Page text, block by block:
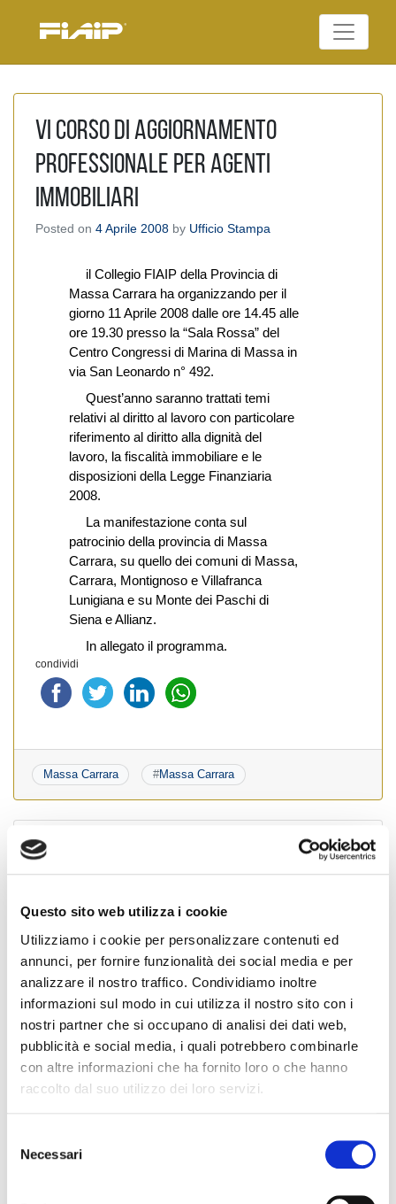
Questo sito web utilizza i cookie
Utilizziamo i cookie per personalizzare contenuti ed
annunci, per fornire funzionalità dei social media e per
analizzare il nostro traffico. Condividiamo inoltre
informazioni sul modo in cui utilizza il nostro sito con i
nostri partner che si occupano di analisi dei dati web,
pubblicità e social media, i quali potrebbero combinarle
con altre informazioni che ha fornito loro o che hanno
raccolto dal suo utilizzo dei loro servizi.
Necessari
Federazione Italiana
VI Corso di Aggiornamento
Professionale per Agenti
Immobiliari
Posted on 4 Aprile 2008 by Ufficio Stampa
il Collegio FIAIP della Provincia di
Massa Carrara ha organizzando per il
giorno 11 Aprile 2008 dalle ore 14.45 alle
ore 19.30 presso la “Sala Rossa” del
Centro Congressi di Marina di Massa in
via San Leonardo n° 492.
Quest’anno saranno trattati temi
relativi al diritto al lavoro con particolare
riferimento al diritto alla dignità del
lavoro, la fiscalità immobiliare e le
disposizioni della Legge Finanziaria
2008.
La manifestazione conta sul
patrocinio della provincia di Massa
Carrara, su quello dei comuni di Massa,
Carrara, Montignoso e Villafranca
Lunigiana e su Monte dei Paschi di
Siena e Allianz.
In allegato il programma.
condividi
Massa Carrara #Massa Carrara
Cognome Associato
Nome Associato
Codice Associato FIAP
Collegio Regionale